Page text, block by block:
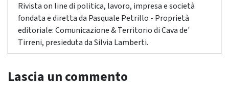
Rivista on line di politica, lavoro, impresa e società
fondata e diretta da Pasquale Petrillo - Proprietà
editoriale: Comunicazione & Territorio di Cava de'
Tirreni, presieduta da Silvia Lamberti.
Lascia un commento